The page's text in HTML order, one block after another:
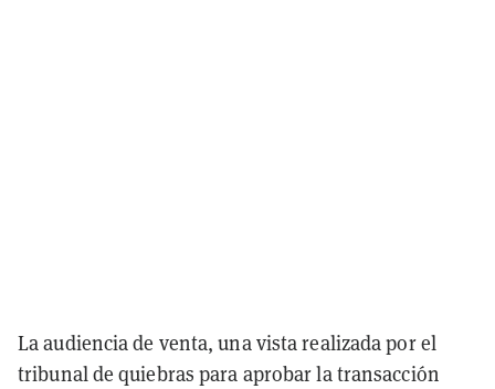
La audiencia de venta, una vista realizada por el
tribunal de quiebras para aprobar la transacción